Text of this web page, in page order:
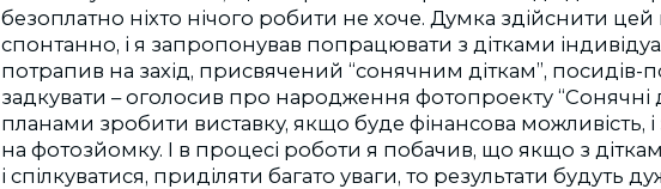
безоплатно ніхто нічого робити не хоче. Думка здійснити
спонтанно, і я запропонував попрацювати з дітками
потрапив на захід, присвячений “сонячним діткам”, посидів-
задкувати – оголосив про народження фотопроекту “Сонячні
планами зробити виставку, якщо буде фінансова можливість,
на фотозйомку. І в процесі роботи я побачив, що якщо з
і спілкуватися, приділяти багато уваги, то результати будуть